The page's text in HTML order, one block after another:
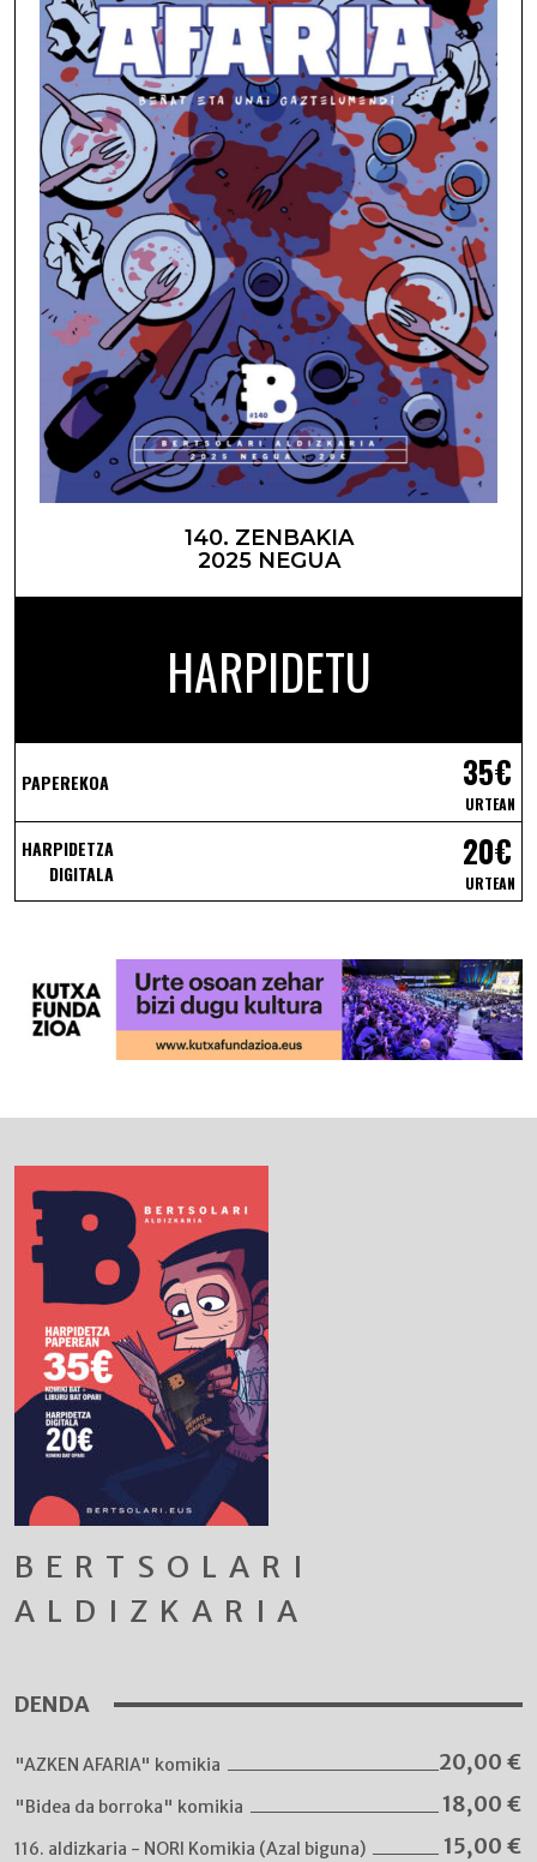
140. ZENBAKIA
2025 NEGUA
HARPIDETU
PAPEREKOA 35€
URTEAN
HARPIDETZA
DIGITALA
20€
URTEAN
BERTSOLARI
ALDIZKARIA
DENDA
"AZKEN AFARIA" komikia 20,00 €
"Bidea da borroka" komikia 18,00 €
116. aldizkaria - NORI Komikia (Azal biguna) 15,00 €